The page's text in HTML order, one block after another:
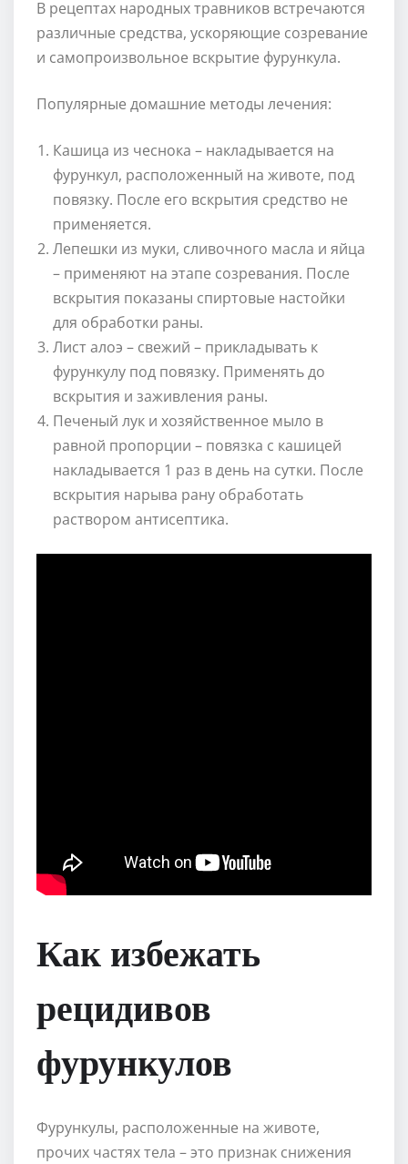
В рецептах народных травников встречаются
различные средства, ускоряющие созревание
и самопроизвольное вскрытие фурункула.
Популярные домашние методы лечения:
Кашица из чеснока – накладывается на
фурункул, расположенный на животе, под
повязку. После его вскрытия средство не
применяется.
Лепешки из муки, сливочного масла и яйца
– применяют на этапе созревания. После
вскрытия показаны спиртовые настойки
для обработки раны.
Лист алоэ – свежий – прикладывать к
фурункулу под повязку. Применять до
вскрытия и заживления раны.
Печеный лук и хозяйственное мыло в
равной пропорции – повязка с кашицей
накладывается 1 раз в день на сутки. После
вскрытия нарыва рану обработать
раствором антисептика.
Как избежать
рецидивов
фурункулов
Фурункулы, расположенные на животе,
прочих частях тела – это признак снижения